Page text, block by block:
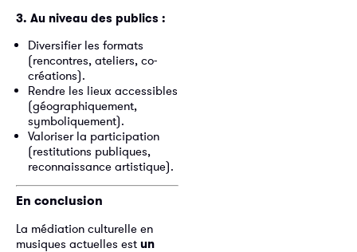
3. Au niveau des publics :
Diversifier les formats
(rencontres, ateliers, co-
créations).
Rendre les lieux accessibles
(géographiquement,
symboliquement).
Valoriser la participation
(restitutions publiques,
reconnaissance artistique).
En conclusion
La médiation culturelle en
musiques actuelles est un